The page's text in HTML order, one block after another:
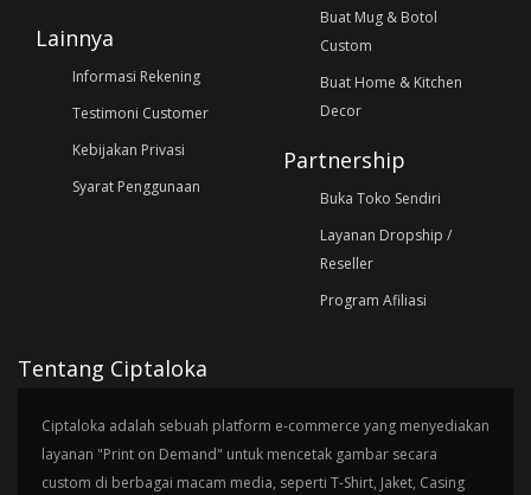
Lainnya
Informasi Rekening
Testimoni Customer
Kebijakan Privasi
Syarat Penggunaan
Buat Mug & Botol
Custom
Buat Home & Kitchen
Decor
Partnership
Buka Toko Sendiri
Layanan Dropship /
Reseller
Program Afiliasi
Tentang Ciptaloka
Ciptaloka adalah sebuah platform e-commerce yang menyediakan
layanan "Print on Demand" untuk mencetak gambar secara
custom di berbagai macam media, seperti T-Shirt, Jaket, Casing